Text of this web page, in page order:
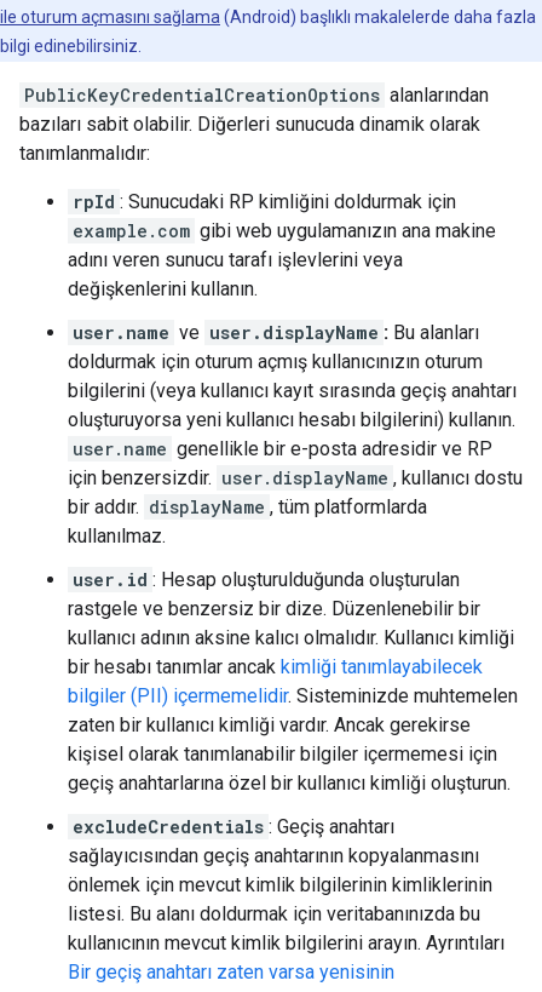
ile oturum açmasını sağlama(Android) başlıklı makalelerde daha fazla
bilgi edinebilirsiniz.
PublicKeyCredentialCreationOptions alanlarından
bazıları sabit olabilir. Diğerleri sunucuda dinamik olarak
tanımlanmalıdır:
rpId : Sunucudaki RP kimliğini doldurmak için
example.com gibi web uygulamanızın ana makine
adını veren sunucu tarafı işlevlerini veya
değişkenlerini kullanın.
user.name ve user.displayName : Bu alanları
doldurmak için oturum açmış kullanıcınızın oturum
bilgilerini (veya kullanıcı kayıt sırasında geçiş anahtarı
oluşturuyorsa yeni kullanıcı hesabı bilgilerini) kullanın.
user.name genellikle bir e-posta adresidir ve RP
için benzersizdir. user.displayName , kullanıcı dostu
bir addır. displayName , tüm platformlarda
kullanılmaz.
user.id : Hesap oluşturulduğunda oluşturulan
rastgele ve benzersiz bir dize. Düzenlenebilir bir
kullanıcı adının aksine kalıcı olmalıdır. Kullanıcı kimliği
bir hesabı tanımlar ancak kimliği tanımlayabilecek
bilgiler (PII) içermemelidir. Sisteminizde muhtemelen
zaten bir kullanıcı kimliği vardır. Ancak gerekirse
kişisel olarak tanımlanabilir bilgiler içermemesi için
geçiş anahtarlarına özel bir kullanıcı kimliği oluşturun.
excludeCredentials : Geçiş anahtarı
sağlayıcısından geçiş anahtarının kopyalanmasını
önlemek için mevcut kimlik bilgilerinin kimliklerinin
listesi. Bu alanı doldurmak için veritabanınızda bu
kullanıcının mevcut kimlik bilgilerini arayın. Ayrıntıları
Bir geçiş anahtarı zaten varsa yenisinin